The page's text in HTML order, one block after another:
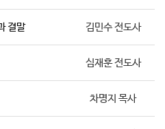
결말 김민수 전도사
심재훈 전도사
차명지 목사